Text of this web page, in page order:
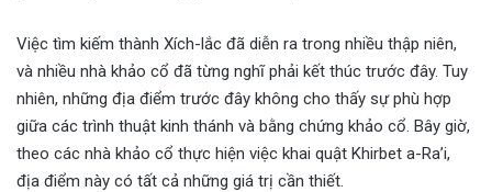
Việc tìm kiếm thành Xích-lắc đã diễn ra trong nhiều thập niên,
và nhiều nhà khảo cổ đã từng nghĩ phải kết thúc trước đây. Tuy
nhiên, những địa điểm trước đây không cho thấy sự phù hợp
giữa các trình thuật kinh thánh và bằng chứng khảo cổ. Bây giờ,
theo các nhà khảo cổ thực hiện việc khai quật Khirbet a-Ra’i,
địa điểm này có tất cả những giá trị cần thiết.